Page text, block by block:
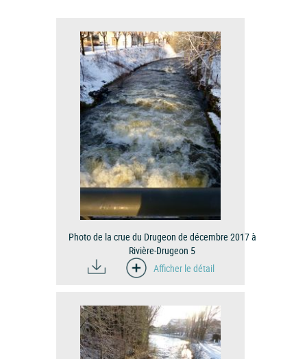
Photo de la crue du Drugeon de décembre 2017 à
Rivière-Drugeon 5
Afficher le détail